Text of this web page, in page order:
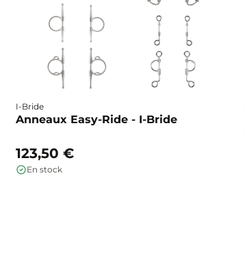
I-Bride
Anneaux Easy-Ride - I-Bride
123,50 €
En stock